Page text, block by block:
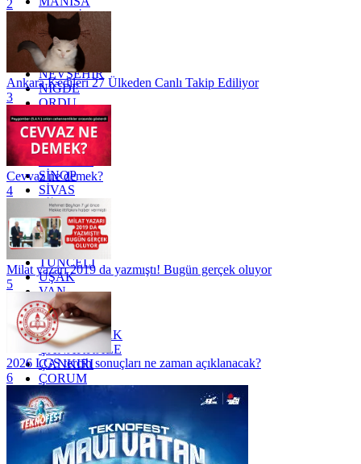
MARDİN
MERSİN
MUĞLA
MUŞ
NEVŞEHİR
NİĞDE
ORDU
OSMANİYE
RİZE
SAKARYA
SAMSUN
SİNOP
SİVAS
SİİRT
TEKİRDAĞ
TOKAT
TRABZON
TUNCELİ
UŞAK
VAN
YALOVA
YOZGAT
ZONGULDAK
ÇANAKKALE
ÇANKIRI
ÇORUM
İSTANBUL
İZMİR
ŞANLIURFA
ŞIRNAK
2
Ankara Kedileri 27 Ülkeden Canlı Takip Ediliyor
3
Cevvaz ne demek?
4
Milat yazarı 2019 da yazmıştı! Bugün gerçek oluyor
5
2026 LGS tercih sonuçları ne zaman açıklanacak?
6